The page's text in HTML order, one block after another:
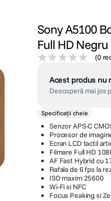
Sony A5100
Full HD Negru
(0
Acest produs nu
Descoperă mai jos
Specificații cheie
Senzor APS-C
Procesor de
Ecran LCD tactil
Filmare Full HD
AF Fast Hybrid cu
Rafala de 6 fps la
ISO maxim 25600
Wi-Fi si NFC
Focus Peaking si